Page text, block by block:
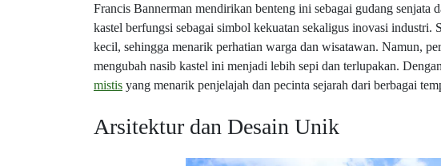
Francis Bannerman mendirikan benteng ini sebagai gudang senjata
kastel berfungsi sebagai simbol kekuatan sekaligus inovasi industri.
kecil, sehingga menarik perhatian warga dan wisatawan. Namun,
mengubah nasib kastel ini menjadi lebih sepi dan terlupakan.
mistis yang menarik penjelajah dan pecinta sejarah dari berbagai
Arsitektur dan Desain Unik